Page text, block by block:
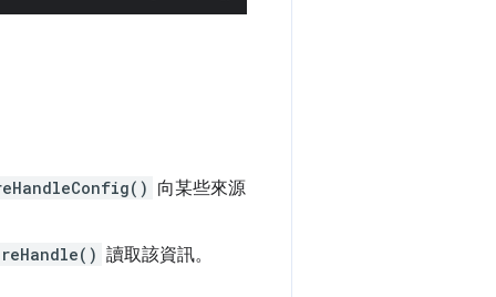
向某些來源
讀取該資訊。